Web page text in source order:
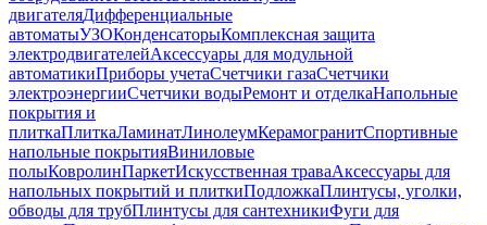
двигателяДифференциальные
автоматыУЗОКонденсаторыКомплексная защита
электродвигателейАксессуары для модульной
автоматикиПриборы учетаСчетчики газаСчетчики
электроэнергииСчетчики водыРемонт и отделкаНапольные
покрытия и
плиткаПлиткаЛаминатЛинолеумКерамогранитСпортивные
напольные покрытияВиниловые
полыКовролинПаркетИскусственная траваАксессуары для
напольных покрытий и плиткиПодложкаПлинтусы, уголки,
обводы для трубПлинтусы для сантехникиФуги для